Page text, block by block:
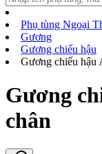
Phụ tùng Ngoại
Gương
Gương chiếu hậu
Gương chiếu hậu
Gương
chân